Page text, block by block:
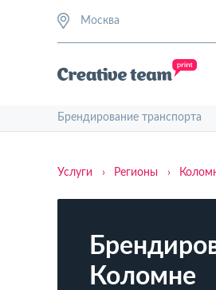
Москва
Брендирование транспорта
Услуги › Регионы ›
Коломне